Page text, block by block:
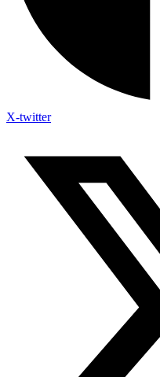
X-twitter